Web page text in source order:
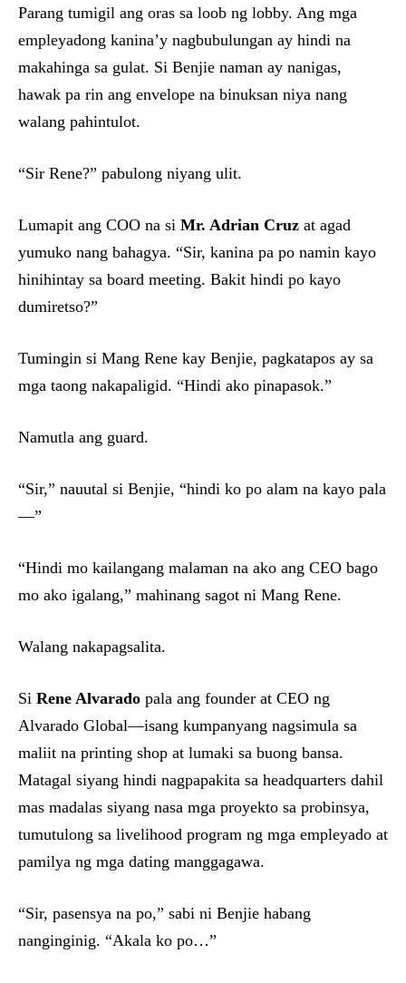
Parang tumigil ang oras sa loob ng lobby. Ang mga
empleyadong kanina’y nagbubulungan ay hindi na
makahinga sa gulat. Si Benjie naman ay nanigas,
hawak pa rin ang envelope na binuksan niya nang
walang pahintulot.
“Sir Rene?” pabulong niyang ulit.
Lumapit ang COO na si Mr. Adrian Cruz at agad
yumuko nang bahagya. “Sir, kanina pa po namin kayo
hinihintay sa board meeting. Bakit hindi po kayo
dumiretso?”
Tumingin si Mang Rene kay Benjie, pagkatapos ay sa
mga taong nakapaligid. “Hindi ako pinapasok.”
Namutla ang guard.
“Sir,” nauutal si Benjie, “hindi ko po alam na kayo pala
—”
“Hindi mo kailangang malaman na ako ang CEO bago
mo ako igalang,” mahinang sagot ni Mang Rene.
Walang nakapagsalita.
Si Rene Alvarado pala ang founder at CEO ng
Alvarado Global—isang kumpanyang nagsimula sa
maliit na printing shop at lumaki sa buong bansa.
Matagal siyang hindi nagpapakita sa headquarters dahil
mas madalas siyang nasa mga proyekto sa probinsya,
tumutulong sa livelihood program ng mga empleyado at
pamilya ng mga dating manggagawa.
“Sir, pasensya na po,” sabi ni Benjie habang
nanginginig. “Akala ko po…”